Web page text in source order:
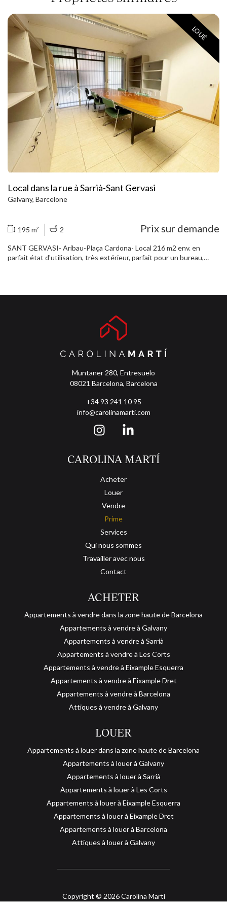
LOUÉ
Local dans la rue à Sarrià-Sant Gervasi
Galvany, Barcelone
195 m² 2 Prix sur demande
SANT GERVASI- Aribau-Plaça Cardona- Local 216 m2 env. en
parfait état d'utilisation, très extérieur, parfait pour un bureau,
meubles actuels peuvent rester. Appelez pour planifier une visite.
Muntaner 280, Entresuelo
08021 Barcelona, Barcelona
+34 93 241 10 95
info@carolinamarti.com
CAROLINA MARTÍ
Acheter
Louer
Vendre
Prime
Services
Qui nous sommes
Travailler avec nous
Contact
ACHETER
Appartements à vendre dans la zone haute de Barcelona
Appartements à vendre à Galvany
Appartements à vendre à Sarrià
Appartements à vendre à Les Corts
Appartements à vendre à Eixample Esquerra
Appartements à vendre à Eixample Dret
Appartements à vendre à Barcelona
Attiques à vendre à Galvany
LOUER
Appartements à louer dans la zone haute de Barcelona
Appartements à louer à Galvany
Appartements à louer à Sarrià
Appartements à louer à Les Corts
Appartements à louer à Eixample Esquerra
Appartements à louer à Eixample Dret
Appartements à louer à Barcelona
Attiques à louer à Galvany
Copyright © 2026 Carolina Martí